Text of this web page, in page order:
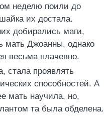
неделю поили до
их достала.
добирались маги,
мать Джоанны, однако
весьма плачевно.
стала проявлять
способностей. А
мать научила, но,
та была обделена.